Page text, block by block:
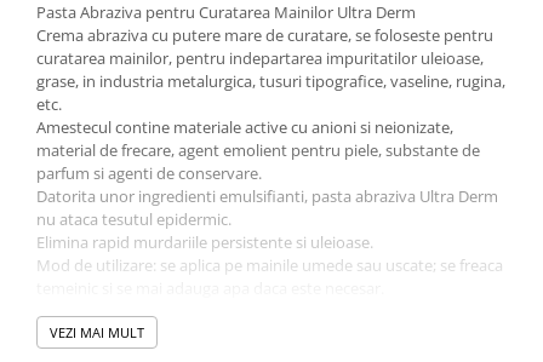
Pasta Abraziva pentru Curatarea Mainilor Ultra Derm
Crema abraziva cu putere mare de curatare, se foloseste pentru
curatarea mainilor, pentru indepartarea impuritatilor uleioase,
grase, in industria metalurgica, tusuri tipografice, vaseline, rugina,
etc.
Amestecul contine materiale active cu anioni si neionizate,
material de frecare, agent emolient pentru piele, substante de
parfum si agenti de conservare.
Datorita unor ingredienti emulsifianti, pasta abraziva Ultra Derm
nu ataca tesutul epidermic.
Elimina rapid murdariile persistente si uleioase.
Mod de utilizare: se aplica pe mainile umede sau uscate; se freaca
Aceasta pasta abraziva Ultra Derm inlocuieste cu succes sapunul
solid care se distribuie muncitorilor in diferite intreprinderi.
VEZI MAI MULT